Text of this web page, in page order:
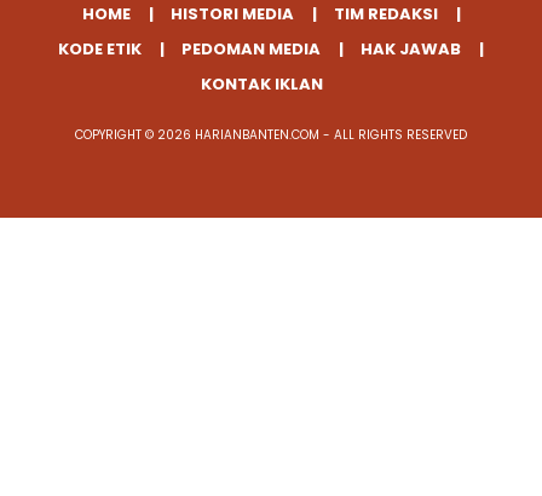
HOME HISTORI MEDIA
TIM REDAKSI
KODE ETIK
PEDOMAN MEDIA
HAK JAWAB
KONTAK IKLAN
COPYRIGHT © 2026 HARIANBANTEN.COM - ALL RIGHTS RESERVED